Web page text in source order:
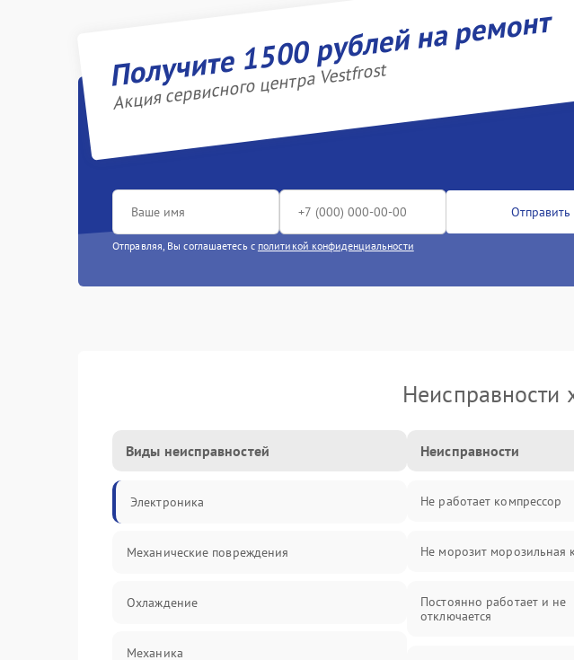
Получите 1500 рублей на ремонт
Акция сервисного центра Vestfrost
Отправляя, Вы соглашаетесь с политикой конфиденциальности
Неисправности
Виды неисправностей
Электроника
Механические повреждения
Охлаждение
Механика
Неисправности
Не работает компрессор
Не морозит морозильная
Постоянно работает и не
отключается